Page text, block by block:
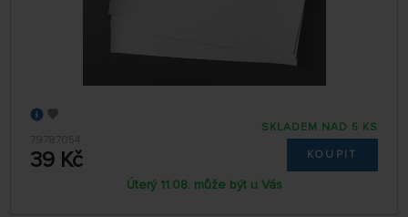
79787054
39 Kč
SKLADEM NAD 5 KS
KOUPIT
Úterý 11.08. může být u Vás